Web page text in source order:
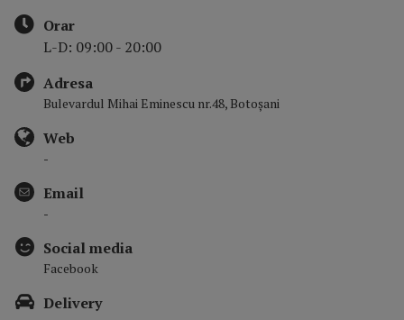
Orar
L-D: 09:00 - 20:00
Adresa
Bulevardul Mihai Eminescu nr.48, Botoșani
Web
-
Email
-
Social media
Facebook
Delivery